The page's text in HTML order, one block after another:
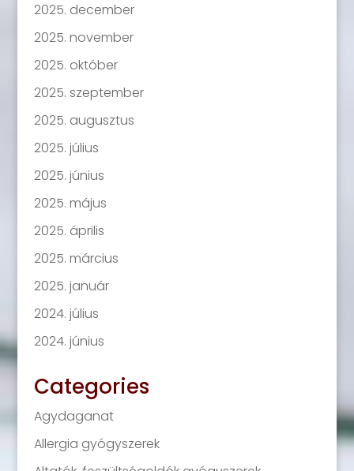
2025. december
2025. november
2025. október
2025. szeptember
2025. augusztus
2025. július
2025. június
2025. május
2025. április
2025. március
2025. január
2024. július
2024. június
Categories
Agydaganat
Allergia gyógyszerek